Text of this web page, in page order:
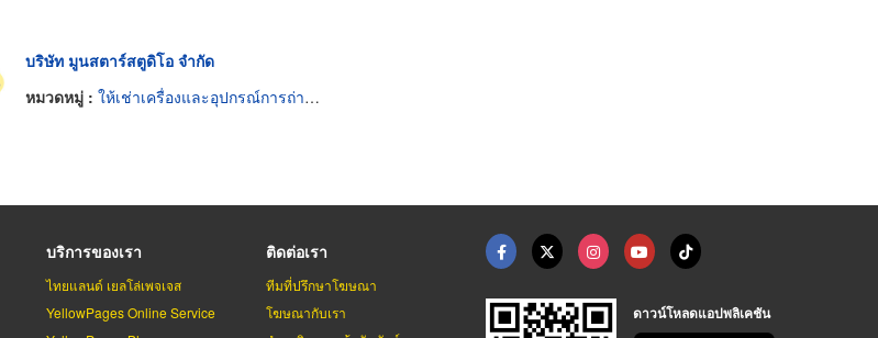
บริษัท มูนสตาร์สตูดิโอ จำกัด
หมวดหมู่ : ให้เช่าเครื่องและอุปกรณ์การถ่ายและฉายภาพยนตร์
บริการของเรา
ไทยแลนด์ เยลโล่เพจเจส
YellowPages Online Service
ติดต่อเรา
ทีมที่ปรึกษาโฆษณา
โฆษณากับเรา
ดาวน์โหลดแอปพลิเคชัน